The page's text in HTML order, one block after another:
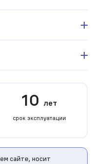
10 лет
срок эксплуатации
сайте, носит